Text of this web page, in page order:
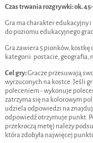
Czas trwania rozgrywki: ok.
Gra ma charakter edukacyjny
do poziomu edukacyjnego
Gra zawiera 5 pionków, kostkę
kategorii: postacie,
Cel gry:Gracze przesuwają
wyrzuconych na kostce. Jeśli
poleceniem - wykonuje
zatrzyma się na kolorowym
udziela odpowiedzi na
odpowiedź otrzymuje punkt.
przekroczą metę) należy
która zdobyła najwięcej